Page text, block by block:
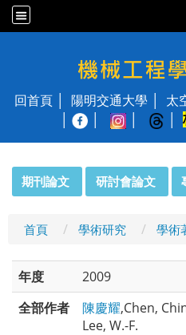
國立陽明交通
回首頁 陽明交通大學 太
期刊論文 研討會論文
首頁 學術研究 學術
年度
2009
全部作者
陳慶耀,Chen,
Lee, W.-F.